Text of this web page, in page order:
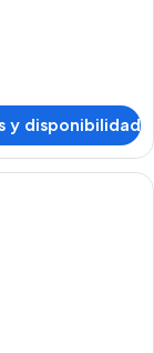
y disponibilidad
hotel con cama, un